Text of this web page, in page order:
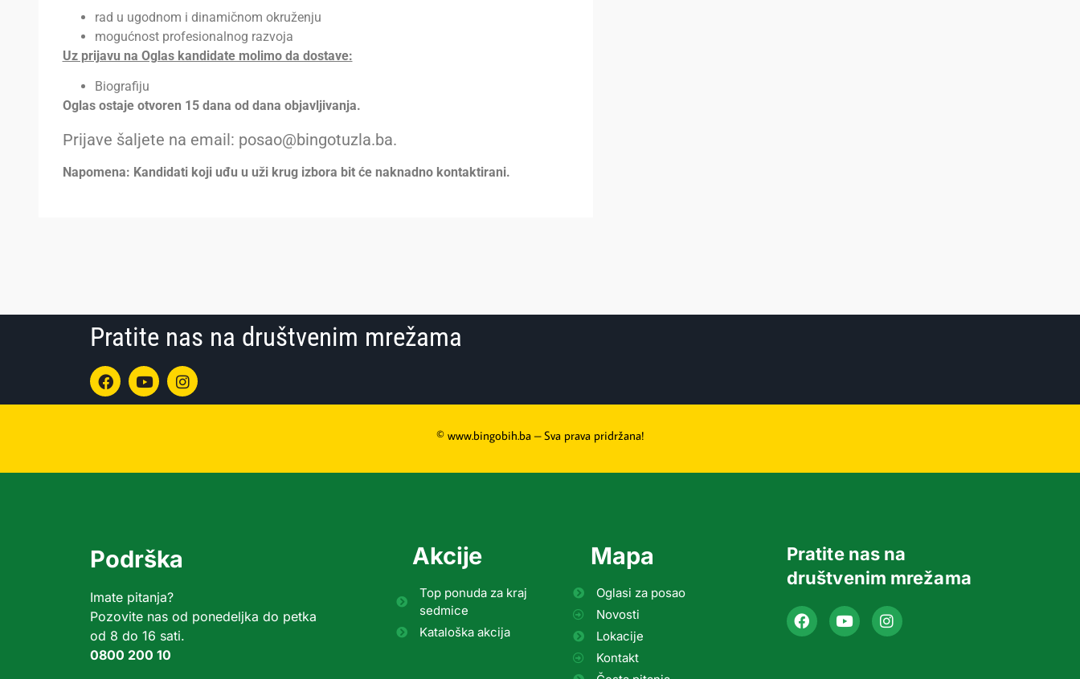
rad u ugodnom i dinamičnom okruženju
mogućnost profesionalnog razvoja
Uz prijavu na Oglas kandidate molimo da dostave:
Biografiju
Oglas ostaje otvoren 15 dana od dana objavljivanja.
Prijave šaljete na email: posao@bingotuzla.ba.
Napomena: Kandidati koji uđu u uži krug izbora bit će naknadno kontaktirani.
Pratite nas na društvenim mrežama
© www.bingobih.ba – Sva prava pridržana!
Podrška
Imate pitanja?
Pozovite nas od ponedeljka do petka
od 8 do 16 sati.
0800 200 10
Akcije
Top ponuda za kraj
sedmice
Kataloška akcija
Mapa
Oglasi za posao
Novosti
Lokacije
Kontakt
Pratite nas na
društvenim mrežama